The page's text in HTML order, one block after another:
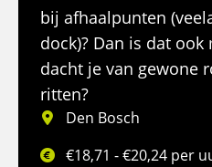
bij afhaalpunten
dock)? Dan is dat
dacht je van gewone
ritten?
Den Bosch
€18,71 - €20,24 per